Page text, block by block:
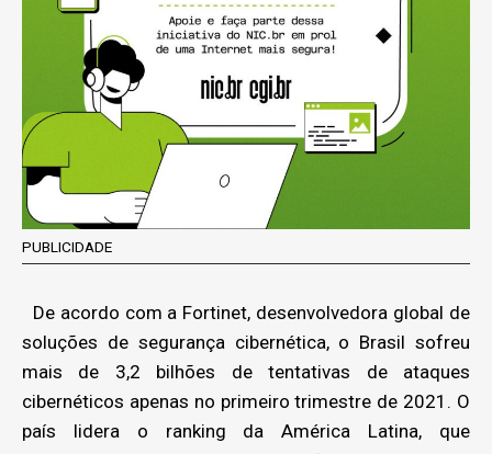
PUBLICIDADE
De acordo com a Fortinet, desenvolvedora global de
soluções de segurança cibernética, o Brasil sofreu
mais de 3,2 bilhões de tentativas de ataques
cibernéticos apenas no primeiro trimestre de 2021. O
país lidera o ranking da América Latina, que